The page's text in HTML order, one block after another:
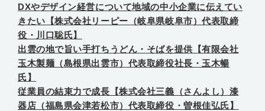
DXやデザイン経営について地域の中小企業に伝えてい
きたい【株式会社リーピー（岐阜県岐阜市）代表取締
役・川口聡氏】
出雲の地で旨い手打ちうどん・そばを提供【有限会社
玉木製麺（島根県出雲市）代表取締役社長・玉木暢
氏】
従業員の結束力で成長【株式会社三義（さんよし）漆
器店（福島県会津若松市）代表取締役・曽根佳弘氏】